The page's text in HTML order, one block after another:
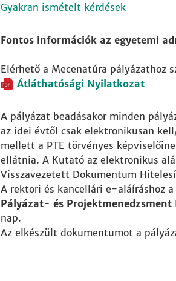
Gyakran ismételt kérdések
Fontos információk az egyetemi
Elérhető a Mecenatúra pályázathoz
Átláthatósági Nyilatkozat
A pályázat beadásakor minden
az idei évtől csak elektronikusan
mellett a PTE törvényes
ellátnia. A Kutató az elektronikus
Visszavezetett Dokumentum
A rektori és kancellári e-aláíráshoz
Pályázat- és
nap.
Az elkészült dokumentumot a